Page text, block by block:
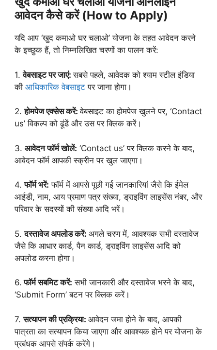
आवेदन कैसे करें (How to Apply)
यदि आप ‘खुद कमाओ घर चलाओ’ योजना के तहत आवेदन करने
के इच्छुक हैं, तो निम्नलिखित चरणों का पालन करें:
1.वेबसाइट पर जाएं:सबसे पहले, आवेदक को श्याम स्टील इंडिया
की आधिकारिक वेबसाइट पर जाना होगा।
2.होमपेज एक्सेस करें:वेबसाइट का होमपेज खुलने पर, ‘Contact
us’ विकल्प को ढूंढें और उस पर क्लिक करें।
3. आवेदन फॉर्म खोलें: ‘Contact us’ पर क्लिक करने के बाद,
आवेदन फॉर्म आपकी स्क्रीन पर खुल जाएगा।
4.फॉर्म भरें: फॉर्म में आपसे पूछी गई जानकारियां जैसे कि ईमेल
आईडी, नाम, आय प्रमाण पत्र संख्या, ड्राइविंग लाइसेंस नंबर, और
परिवार के सदस्यों की संख्या आदि भरें।
5.दस्तावेज अपलोड करें: अगले चरण में, आवश्यक सभी दस्तावेज
जैसे कि आधार कार्ड, पैन कार्ड, ड्राइविंग लाइसेंस आदि को
अपलोड करना होगा।
6. फॉर्म सबमिट करें: सभी जानकारी और दस्तावेज भरने के बाद,
‘Submit Form’ बटन पर क्लिक करें।
7.सत्यापन की प्रक्रिया: आवेदन जमा होने के बाद, आपकी
पात्रता का सत्यापन किया जाएगा और आवश्यक होने पर योजना के
प्रबंधक आपसे संपर्क करेंगे।